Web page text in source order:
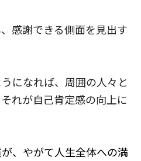
感謝できる側面を見出す
になれば、周囲の人々と
れが自己肯定感の向上に
、やがて人生全体への満